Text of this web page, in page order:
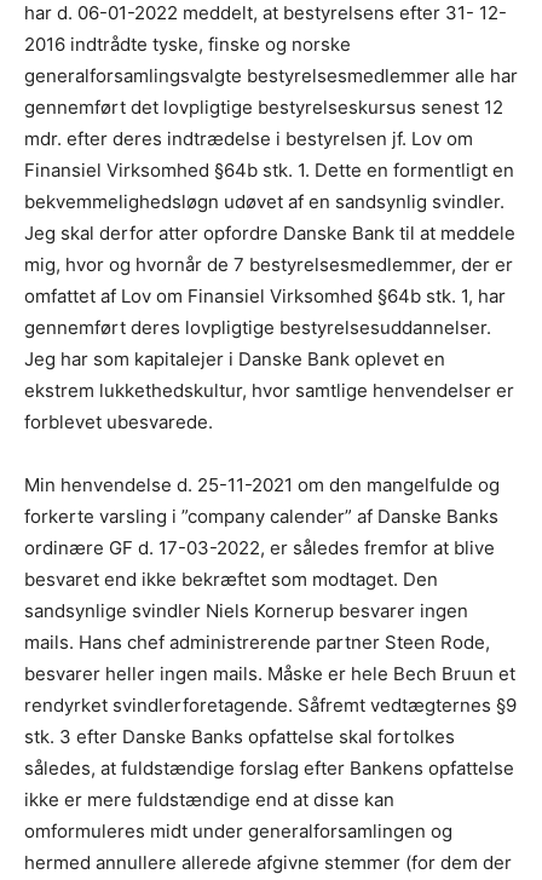
har d. 06-01-2022 meddelt, at bestyrelsens efter 31- 12-
2016 indtrådte tyske, finske og norske
generalforsamlingsvalgte bestyrelsesmedlemmer alle har
gennemført det lovpligtige bestyrelseskursus senest 12
mdr. efter deres indtrædelse i bestyrelsen jf. Lov om
Finansiel Virksomhed §64b stk. 1. Dette en formentligt en
bekvemmelighedsløgn udøvet af en sandsynlig svindler.
Jeg skal derfor atter opfordre Danske Bank til at meddele
mig, hvor og hvornår de 7 bestyrelsesmedlemmer, der er
omfattet af Lov om Finansiel Virksomhed §64b stk. 1, har
gennemført deres lovpligtige bestyrelsesuddannelser.
Jeg har som kapitalejer i Danske Bank oplevet en
ekstrem lukkethedskultur, hvor samtlige henvendelser er
forblevet ubesvarede.
Min henvendelse d. 25-11-2021 om den mangelfulde og
forkerte varsling i ”company calender” af Danske Banks
ordinære GF d. 17-03-2022, er således fremfor at blive
besvaret end ikke bekræftet som modtaget. Den
sandsynlige svindler Niels Kornerup besvarer ingen
mails. Hans chef administrerende partner Steen Rode,
besvarer heller ingen mails. Måske er hele Bech Bruun et
rendyrket svindlerforetagende. Såfremt vedtægternes §9
stk. 3 efter Danske Banks opfattelse skal fortolkes
således, at fuldstændige forslag efter Bankens opfattelse
ikke er mere fuldstændige end at disse kan
omformuleres midt under generalforsamlingen og
hermed annullere allerede afgivne stemmer (for dem der